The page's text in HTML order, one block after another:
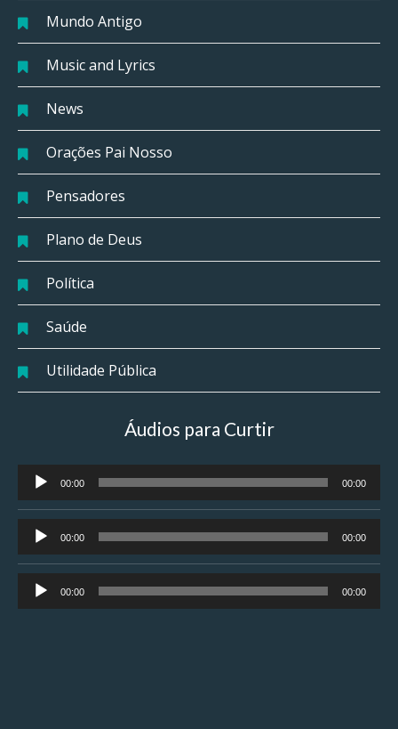
Mundo Antigo
Music and Lyrics
News
Orações Pai Nosso
Pensadores
Plano de Deus
Política
Saúde
Utilidade Pública
Áudios para Curtir
Tocador
de
áudio
00:00 00:00
Tocador
de
áudio
00:00 00:00
Tocador
de
00:00 00:00